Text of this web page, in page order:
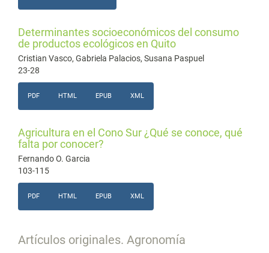
Determinantes socioeconómicos del consumo
de productos ecológicos en Quito
Cristian Vasco, Gabriela Palacios, Susana Paspuel
23-28
PDF HTML EPUB XML
Agricultura en el Cono Sur ¿Qué se conoce, qué
falta por conocer?
Fernando O. Garcia
103-115
PDF HTML EPUB XML
Artículos originales. Agronomía